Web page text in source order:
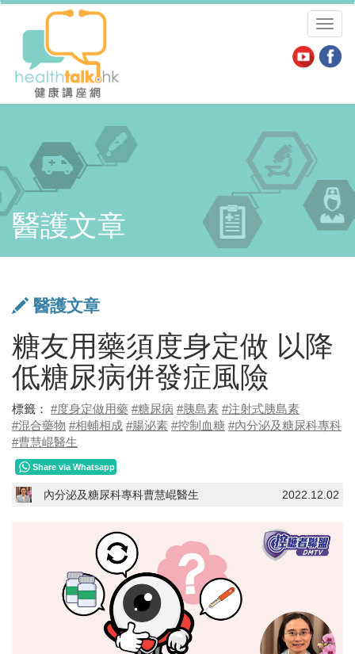
醫護文章
醫護文章
糖友用藥須度身定做 以降
低糖尿病併發症風險
標籤： #度身定做用藥 #糖尿病 #胰島素 #注射式胰島素
#混合藥物 #相輔相成 #腸泌素 #控制血糖 #內分泌及糖尿科專科
#曹慧崐醫生
Share via Whatsapp
2022.12.02
內分泌及糖尿科專科曹慧崐醫生